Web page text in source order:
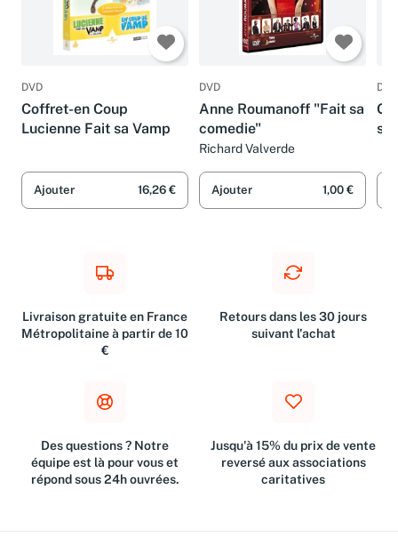
DVD
Coffret-en Coup
Lucienne Fait sa Vamp
Ajouter 16,26 €
DVD
Anne Roumanoff "Fait sa
comedie"
Richard Valverde
Ajouter 1,00 €
DVD
sa
Livraison gratuite en France
Métropolitaine à partir de 10
€
Retours dans les 30 jours
suivant l'achat
Des questions ? Notre
équipe est là pour vous et
répond sous 24h ouvrées.
Jusqu'à 15% du prix de vente
reversé aux associations
caritatives